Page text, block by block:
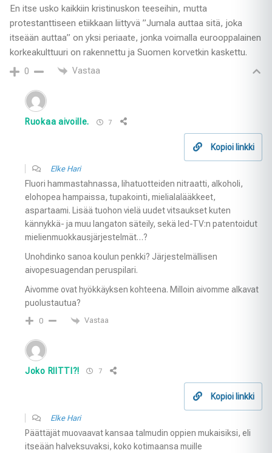
En itse usko kaikkiin kristinuskon teeseihin, mutta
protestanttiseen etiikkaan liittyvä ”Jumala auttaa sitä, joka
itseään auttaa” on yksi periaate, jonka voimalla eurooppalainen
korkeakulttuuri on rakennettu ja Suomen korvetkin kaskettu.
0 Vastaa
Ruokaa aivoille. 7
Kopioi linkki
Elke Hari
Fluori hammastahnassa, lihatuotteiden nitraatti, alkoholi,
elohopea hampaissa, tupakointi, mielialalääkkeet,
aspartaami. Lisää tuohon vielä uudet vitsaukset kuten
kännykkä- ja muu langaton säteily, sekä led-TV:n patentoidut
mielienmuokkausjärjestelmät…?
Unohdinko sanoa koulun penkki? Järjestelmällisen
aivopesuagendan peruspilari.
Aivomme ovat hyökkäyksen kohteena. Milloin aivomme alkavat
puolustautua?
0 Vastaa
Joko RIITTI?! 7
Kopioi linkki
Elke Hari
Päättäjät muovaavat kansaa talmudin oppien mukaisiksi, eli
itseään halveksuvaksi, koko kotimaansa muille